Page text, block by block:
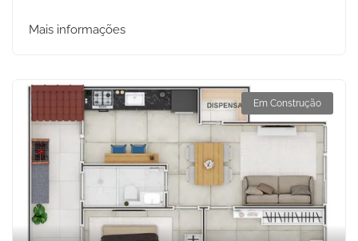
Mais informações
Em Construção